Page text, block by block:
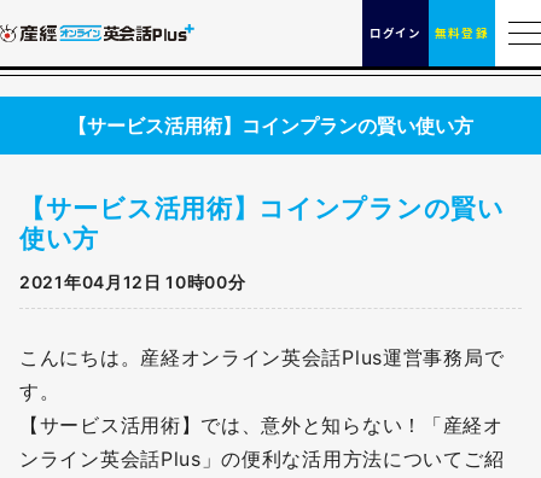
ログイン 無料登録
【サービス活用術】コインプランの賢い使い方
【サービス活用術】コインプランの賢い
使い方
2021年04月12日 10時00分
こんにちは。産経オンライン英会話Plus運営事務局で
す。
【サービス活用術】では、意外と知らない！「産経オ
ンライン英会話Plus」の便利な活用方法についてご紹